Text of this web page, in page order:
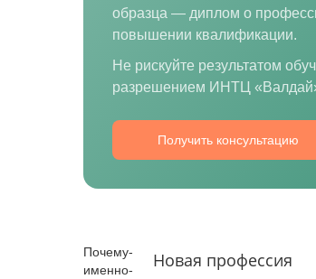
образца — диплом о
повышении квалификации.
Не рискуйте результатом
разрешением ИНТЦ
Получить консультацию
Почему­
именно­
Новая профессия